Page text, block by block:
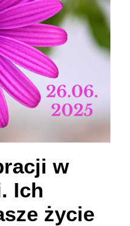
w
Ich
życie